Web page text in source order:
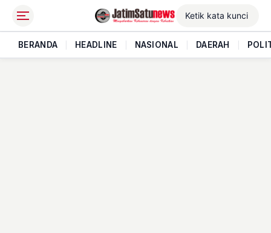
BERANDA HEADLINE NASIONAL DAERAH